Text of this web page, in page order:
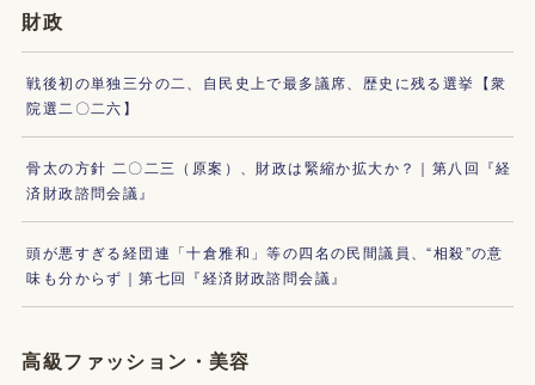
財政
戦後初の単独三分の二、自民史上で最多議席、歴史に残る選挙【衆
院選二〇二六】
骨太の方針 二〇二三（原案）、財政は緊縮か拡大か？｜第八回『経
済財政諮問会議』
頭が悪すぎる経団連「十倉雅和」等の四名の民間議員、“相殺”の意
味も分からず｜第七回『経済財政諮問会議』
高級ファッション・美容